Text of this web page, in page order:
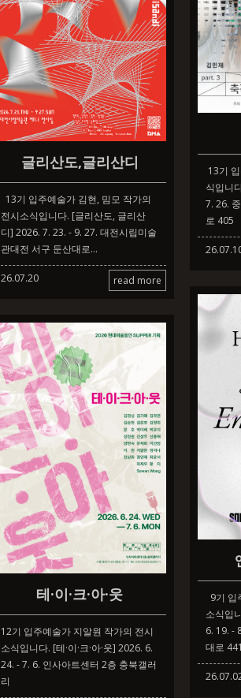
글리산도,글리산디
13기 입주예술가 김현, 밈모 작가의
전시소식입니다. [글리산도, 글리산
디] 2026. 7. 23. - 9. 27. 대전시립미술
관대전 서구 둔산대로...
26.07.20 read more
13기
식입니
7. 26.
로 405
9기 입
소식입
6. 19. -
대로
테·이·크·아·웃
12기 입주예술가 지알원 작가의 전시
소식입니다. [테·이·크·아·웃] ​2026. 6.
24. - 7. 6. 인사아트센터 2층 충북갤러
리